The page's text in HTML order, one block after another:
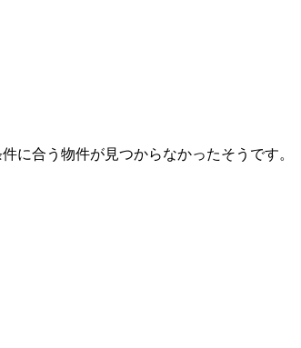
に合う物件が見つからなかったそうです。